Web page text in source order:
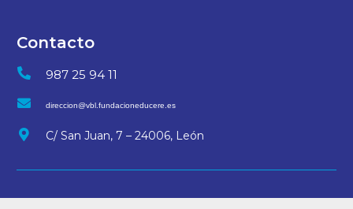
Contacto
987 25 94 11
direccion@vbl.fundacioneducere.es
C/ San Juan, 7 – 24006, León